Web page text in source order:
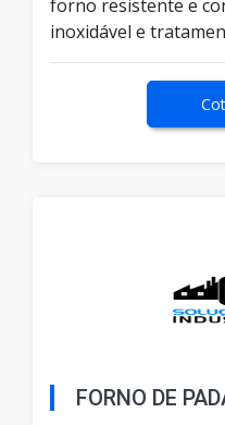
forno resistente e
inoxidável e
FORNO DE